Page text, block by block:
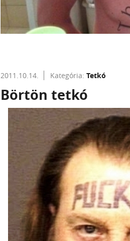
2011.10.14. Kategória: Tetkó
Börtön tetkó